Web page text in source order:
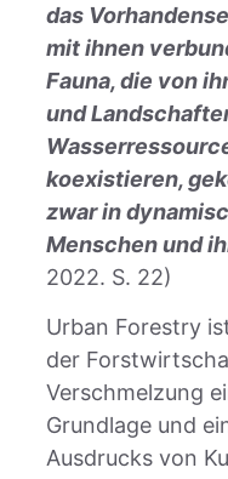
das
mit ihnen
Fauna, die von
und
koexistieren,
zwar in
Menschen und
2022. S. 22)
Urban Forestry
der
Verschmelzung
Grundlage und
Ausdrucks von